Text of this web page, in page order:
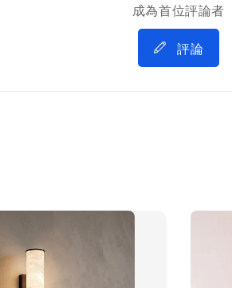
成為首位評論者
評論